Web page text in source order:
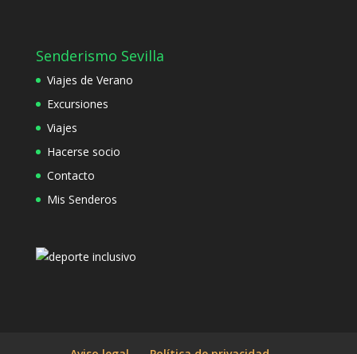
Senderismo Sevilla
Viajes de Verano
Excursiones
Viajes
Hacerse socio
Contacto
Mis Senderos